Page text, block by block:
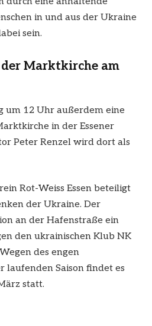
in und aus der Ukraine
sein.
Marktkirche am
um 12 Uhr außerdem eine
in der Essener
Peter Renzel wird dort als
Rot-Weiss Essen beteiligt
der Ukraine. Der
an der Hafenstraße ein
den ukrainischen Klub NK
des engen
laufenden Saison findet es
statt.